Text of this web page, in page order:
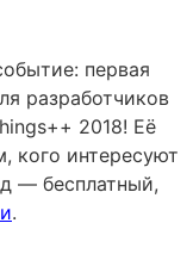
первая
разработчиков
2018! Её
кого интересуют
— бесплатный,
.